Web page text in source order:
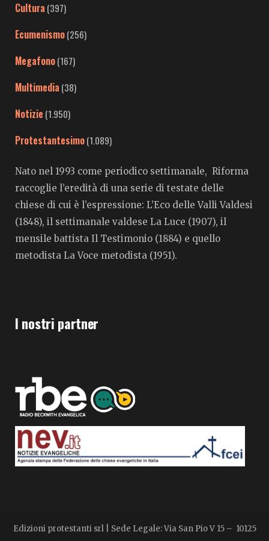
Cultura (397)
Ecumenismo(256)
Megafono(167)
Multimedia (38)
Notizie (1.950)
Protestantesimo(1.089)
Nato nel 1993 come periodico settimanale, Riforma
raccoglie l’eredità di una serie di testate delle
chiese di cui è l’espressione: L’Eco delle Valli Valdesi
(1848), il settimanale valdese La Luce (1907), il
mensile battista Il Testimonio (1884) e quello
metodista La Voce metodista (1951).
I nostri partner
Edizioni protestanti srl | Sede Legale: Via San Pio V 15 – 10125